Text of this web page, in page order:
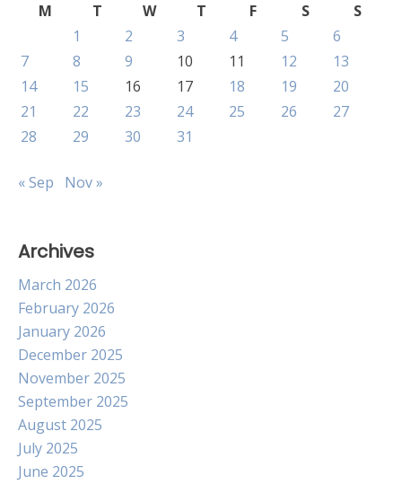
M
T W T F S
S
1
2 3 4 5
6
7
8 9 10 11 12
13
14
15 16 17 18 19
20
21
22 23 24 25 26
27
28
29 30 31
« Sep Nov »
Archives
March 2026
February 2026
January 2026
December 2025
November 2025
September 2025
August 2025
July 2025
June 2025